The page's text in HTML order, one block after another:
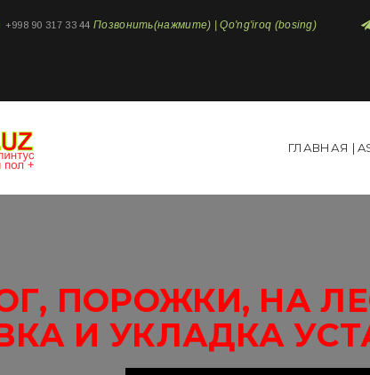
+998 90 317 33 44 Позвонить(нажмите) | Qo'ng'iroq (bosing)
ГЛАВНАЯ |
ПОРОЖКИ, НА
И УКЛАДКА